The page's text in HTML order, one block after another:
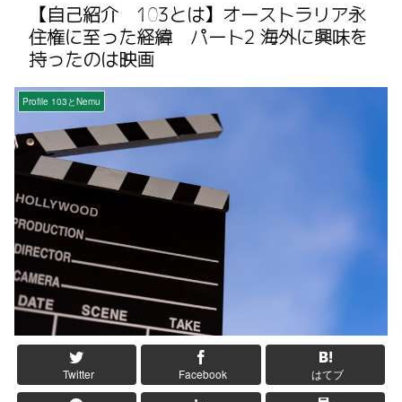
【自己紹介 103とは】オーストラリア永
住権に至った経緯 パート2 海外に興味を
持ったのは映画
Profile 103とNemu
Twitter Facebook はてブ